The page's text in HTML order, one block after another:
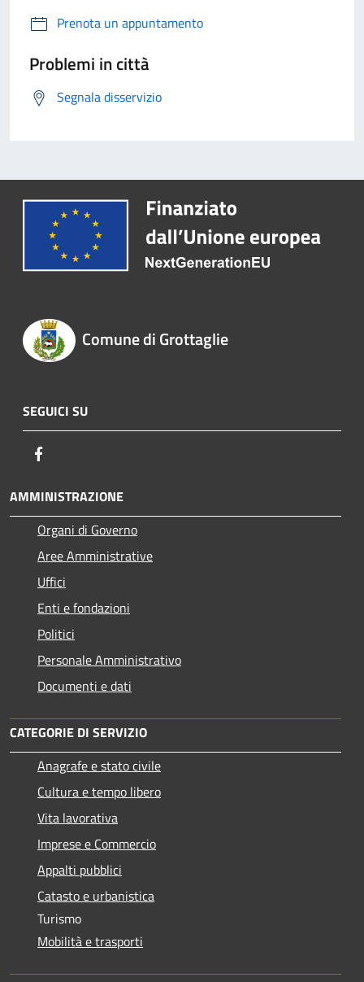
Prenota un appuntamento
Problemi in città
Segnala disservizio
Comune di Grottaglie
SEGUICI SU
AMMINISTRAZIONE
Organi di Governo
Aree Amministrative
Uffici
Enti e fondazioni
Politici
Personale Amministrativo
Documenti e dati
CATEGORIE DI SERVIZIO
Anagrafe e stato civile
Cultura e tempo libero
Vita lavorativa
Imprese e Commercio
Appalti pubblici
Catasto e urbanistica
Turismo
Mobilità e trasporti